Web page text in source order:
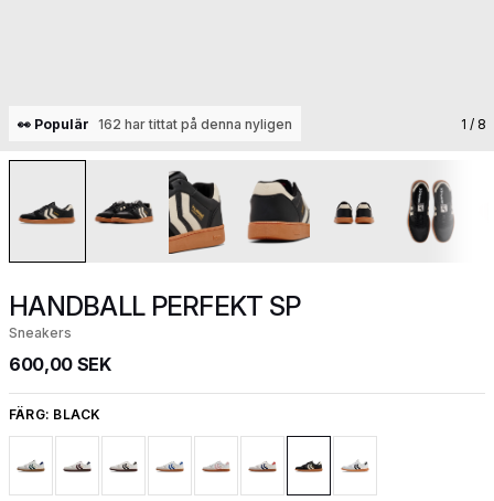
👀 Populär 162 har tittat på denna nyligen 1 / 8
HANDBALL PERFEKT SP
Sneakers
600,00 SEK
FÄRG: BLACK